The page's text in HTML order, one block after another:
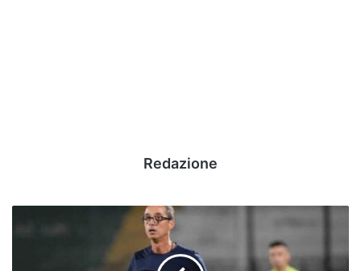
Redazione